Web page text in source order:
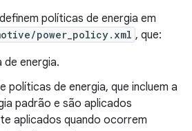
políticas de energia em
power_policy.xml , que:
de energia.
políticas de energia, que incluem a
padrão e são aplicados
aplicados quando ocorrem